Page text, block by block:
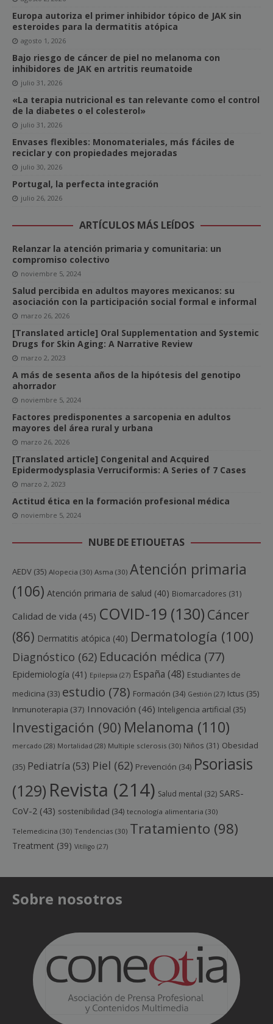
Europa autoriza el primer inhibidor tópico de JAK sin
esteroides para la dermatitis atópica
agosto 1, 2026
Bajo riesgo de cáncer de piel no melanoma con
inhibidores de JAK en artritis reumatoide
julio 31, 2026
«La terapia nutricional es tan relevante como el control
de la diabetes o el colesterol»
julio 31, 2026
Envases flexibles: Monomateriales, más fáciles de
reciclar y con propiedades mejoradas
julio 30, 2026
Portugal, la perfecta integración
julio 26, 2026
ARTÍCULOS MÁS LEÍDOS
Relanzar la atención primaria y comunitaria: un
compromiso colectivo
noviembre 5, 2024
Salud percibida en adultos mayores mexicanos: su
asociación con la participación social formal e informal
marzo 26, 2026
[Translated article] Oral Supplementation and Systemic
Drugs for Skin Aging: A Narrative Review
marzo 2, 2023
A más de sesenta años de la hipótesis del genotipo
ahorrador
noviembre 5, 2024
Factores predisponentes a sarcopenia en adultos
mayores del área rural y urbana
marzo 26, 2026
[Translated article] Congenital and Acquired
Epidermodysplasia Verruciformis: A Series of 7 Cases
marzo 2, 2023
Actitud ética en la formación profesional médica
noviembre 5, 2024
NUBE DE ETIQUETAS
AEDV (35) Alopecia (30) Asma (30) Atención primaria
(106) Atención primaria de salud (40) Biomarcadores (31)
Calidad de vida (45) COVID-19 (130) Cáncer
(86) Dermatitis atópica (40) Dermatología (100)
Diagnóstico (62) Educación médica (77)
Epidemiología (41) Epilepsia (27) España (48) Estudiantes de
medicina (33) estudio (78) Formación (34) Gestión (27) Ictus (35)
Inmunoterapia (37) Innovación (46) Inteligencia artificial (35)
Investigación (90) Melanoma (110)
mercado (28) Mortalidad (28) Multiple sclerosis (30) Niños (31) Obesidad
(35) Pediatría (53) Piel (62) Prevención (34) Psoriasis
(129) Revista (214) Salud mental (32) SARS-
CoV-2 (43) sostenibilidad (34) tecnología alimentaria (30)
Telemedicina (30) Tendencias (30) Tratamiento (98)
Treatment (39) Vitíligo (27)
Sobre nosotros